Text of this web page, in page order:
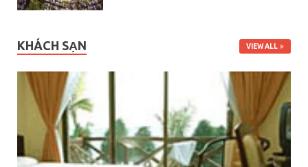
KHÁCH SẠN VIEW ALL